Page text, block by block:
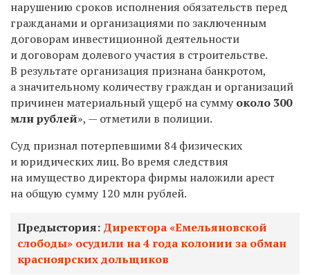
нарушению сроков исполнения обязательств перед
гражданами и организациями по заключенным
договорам инвестиционной деятельности
и договорам долевого участия в строительстве.
В результате организация признана банкротом,
а значительному количеству граждан и организаций
причинен материальный ущерб на суммуоколо 300
млн рублей», — отметили в полиции.
Суд признал потерпевшими 84 физических
и юридических лиц. Во время следствия
на имущество директора фирмы наложили арест
на общую сумму 120 млн рублей.
Предыстория: Директора «Емельяновской
слободы» осудили на 4 года колонии за обман
красноярских дольщиков